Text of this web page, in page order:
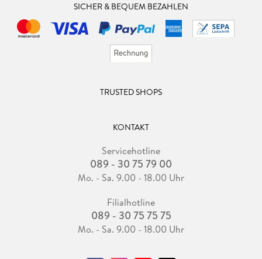
SICHER & BEQUEM BEZAHLEN
TRUSTED SHOPS
KONTAKT
Servicehotline
089 - 30 75 79 00
Mo. - Sa. 9.00 - 18.00 Uhr
Filialhotline
089 - 30 75 75 75
Mo. - Sa. 9.00 - 18.00 Uhr